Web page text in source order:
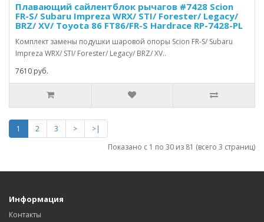
Плавающий сайлентблок рычагов #7428 Scion
FR-S/ Subaru Impreza WRX/ STI/ Forester/ Legacy/
BRZ/ XV/ Toyota 86 FT86/FR-S Hardrace RP-7428-PL
Комплект замены подушки шаровой опоры Scion FR-S/ Subaru
Impreza WRX/ STI/ Forester/ Legacy/ BRZ/ XV..
7610 руб.
1 2 3 >
>|
Показано с 1 по 30 из 81 (всего 3 страниц)
Информация
Контакты